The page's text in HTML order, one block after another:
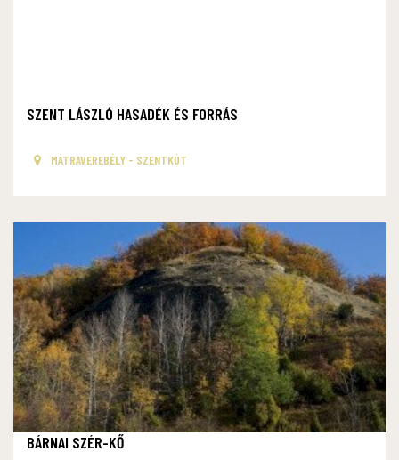
SZENT LÁSZLÓ HASADÉK ÉS FORRÁS
MÁTRAVEREBÉLY - SZENTKÚT
BÁRNAI SZÉR-KŐ